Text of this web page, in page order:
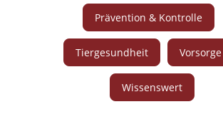
Prävention & Kontrolle
Tiergesundheit Vorsorge
Wissenswert